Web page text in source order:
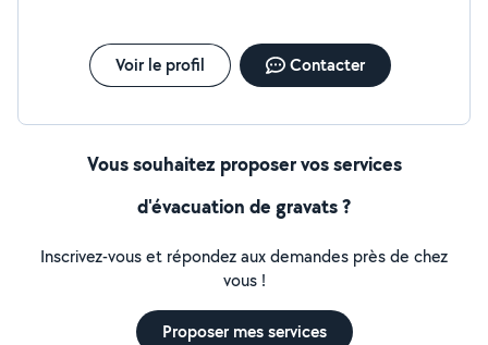
Voir le profil Contacter
Vous souhaitez proposer vos services
d'évacuation de gravats ?
Inscrivez-vous et répondez aux demandes près de chez
vous !
Proposer mes services